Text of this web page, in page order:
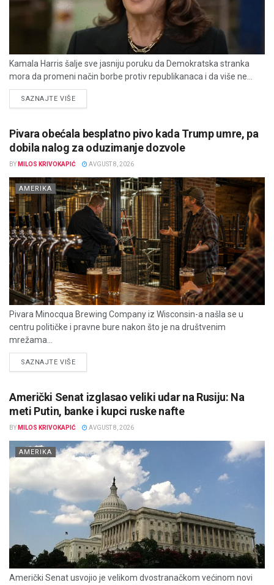
Kamala Harris šalje sve jasniju poruku da Demokratska stranka
mora da promeni način borbe protiv republikanaca i da više ne...
SAZNAJTE VIŠEDETAILS
Pivara obećala besplatno pivo kada Trump umre, pa
dobila nalog za oduzimanje dozvole
BY MILOS KRIVOKAPIĆ AVGUST 8, 2026
AMERIKA
Pivara Minocqua Brewing Company iz Wisconsin-a našla se u
centru političke i pravne bure nakon što je na društvenim
mrežama...
SAZNAJTE VIŠEDETAILS
Američki Senat izglasao veliki udar na Rusiju: Na
meti Putin, banke i kupci ruske nafte
BY MILOS KRIVOKAPIĆ AVGUST 8, 2026
AMERIKA
Američki Senat usvojio je velikom dvostranačkom većinom novi